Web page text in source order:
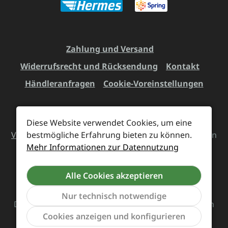
Zahlung und Versand
Widerrufsrecht und Rücksendung
Kontakt
Händleranfragen
Cookie-Voreinstellungen
Alle Preise inkl. gesetzl. Mehrwertsteuer zzgl.
Versandkostenund ggf. Nachnahmegebühren, wenn
nicht anders angegeben.
Vertrag widerrufen
Das Team von Supreme Chaos Records rockt diesen
Laden für euch.
Diese Website verwendet Cookies, um eine
bestmögliche Erfahrung bieten zu können.
Mehr Informationen zur Datennutzung
Alle Cookies akzeptieren
Nur technisch notwendige
Cookies anzeigen und konfigurieren